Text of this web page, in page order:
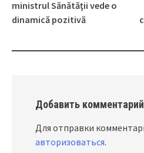
Post
navigation
ministrul Sănătăţii vede o
dinamică pozitivă
Добавить комментарий
Для отправки
авторизоваться.